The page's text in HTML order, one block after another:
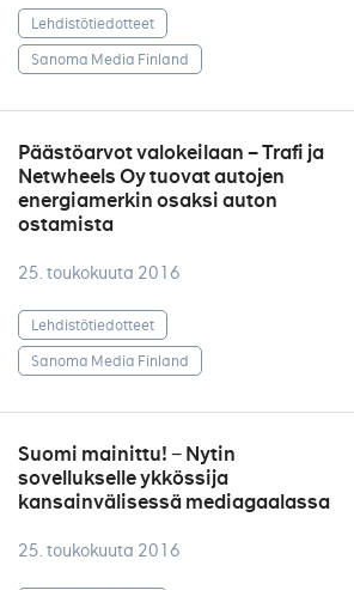
Lehdistötiedotteet
Sanoma Media Finland
Päästöarvot valokeilaan – Trafi ja
Netwheels Oy tuovat autojen
energiamerkin osaksi auton
ostamista
25. toukokuuta 2016
Lehdistötiedotteet
Sanoma Media Finland
Suomi mainittu! − Nytin
sovellukselle ykkössija
kansainvälisessä mediagaalassa
25. toukokuuta 2016